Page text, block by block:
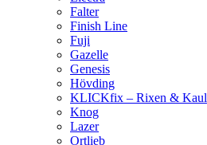
Falter
Finish Line
Fuji
Gazelle
Genesis
Hövding
KLICKfix – Rixen & Kaul
Knog
Lazer
Ortlieb